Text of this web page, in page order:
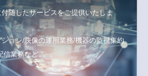
随したサービスをご提供いたしま
ョン/映像の運用業務/機器の監視集約
信業務など。